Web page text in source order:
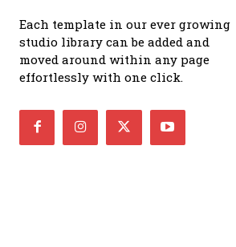
Each template in our ever growing
studio library can be added and
moved around within any page
effortlessly with one click.